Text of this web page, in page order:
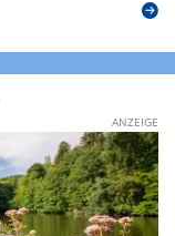
ANZEIGE